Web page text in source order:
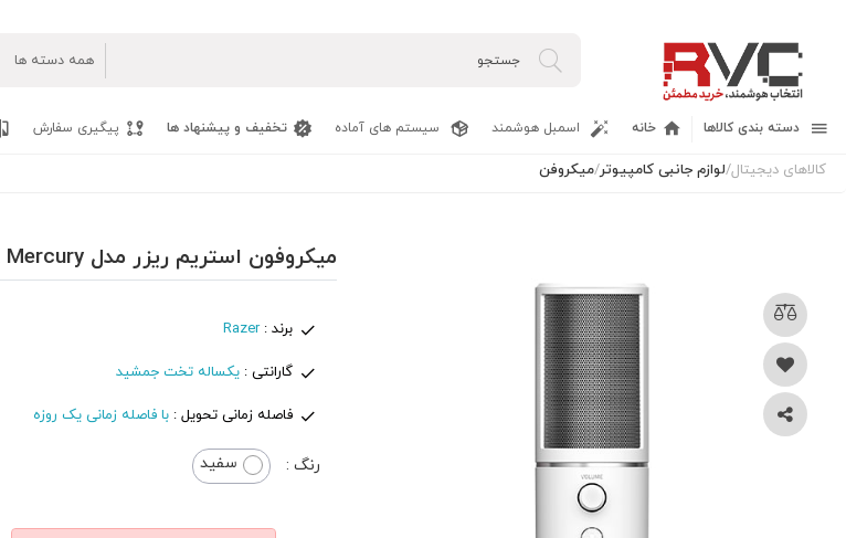
دسته بندی کالاها خانه اسمبل هوشمند سیستم های آماده تخفیف و پیشنهاد ها پیگیری سفارش
کالاهای دیجیتال/لوازم جانبی کامپیوتر/میکروفن
میکروفون استریم ریزر مدل Razer Seiren X Mercury
برند :Razer
گارانتی : یکساله تخت جمشید
فاصله زمانی تحویل : با فاصله زمانی یک روزه
رنگ : سفید